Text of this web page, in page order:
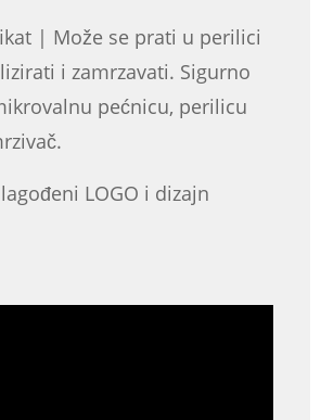
| Može se prati u perilici
i zamrzavati. Sigurno
pećnicu, perilicu
LOGO i dizajn